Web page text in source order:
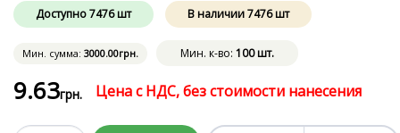
Доступно7476 шт В наличии7476шт
Мин. сумма: 3000.00грн. Мин. к-во: 100 шт.
9.63грн. Цена с НДС, без стоимости нанесения